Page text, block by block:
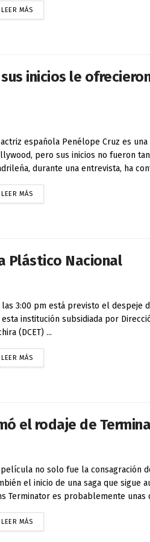
LEER MÁS
inicios le
actriz española Penélope Cruz es
pero sus inicios no fueron
durante una entrevista, ha
LEER MÁS
Plástico Nacional
las 3:00 pm está previsto el despeje
esta institución subsidiada por
(DCET) ...
LEER MÁS
el rodaje de
película no solo fue la consagración
el inicio de una saga que sigue
Terminator es probablemente unas
LEER MÁS